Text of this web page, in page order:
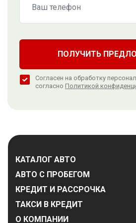
ПОЛУЧИТЬ
Согласен на обработку
согласно Политикой
КАТАЛОГ АВТО
АВТО С ПРОБЕГОМ
КРЕДИТ И РАССРОЧКА
ТАКСИ В КРЕДИТ
О КОМПАНИИ